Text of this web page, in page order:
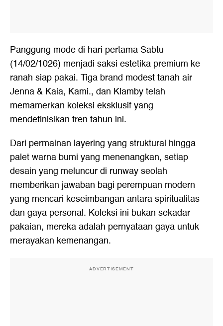
Panggung mode di hari pertama Sabtu
(14/02/1026) menjadi saksi estetika premium ke
ranah siap pakai. Tiga brand modest tanah air
Jenna & Kaia, Kami., dan Klamby telah
memamerkan koleksi eksklusif yang
mendefinisikan tren tahun ini.
Dari permainan layering yang struktural hingga
palet warna bumi yang menenangkan, setiap
desain yang meluncur di runway seolah
memberikan jawaban bagi perempuan modern
yang mencari keseimbangan antara spiritualitas
dan gaya personal. Koleksi ini bukan sekadar
pakaian, mereka adalah pernyataan gaya untuk
merayakan kemenangan.
ADVERTISEMENT